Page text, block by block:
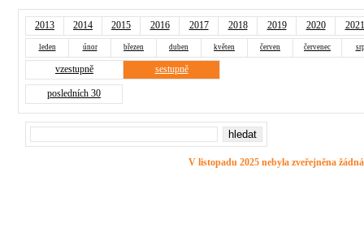
2013 2014 2015 2016 2017 2018 2019 2020 2021
leden únor březen duben květen červen červenec
vzestupně sestupně
posledních 30
V listopadu 2025 nebyla zveřejněna